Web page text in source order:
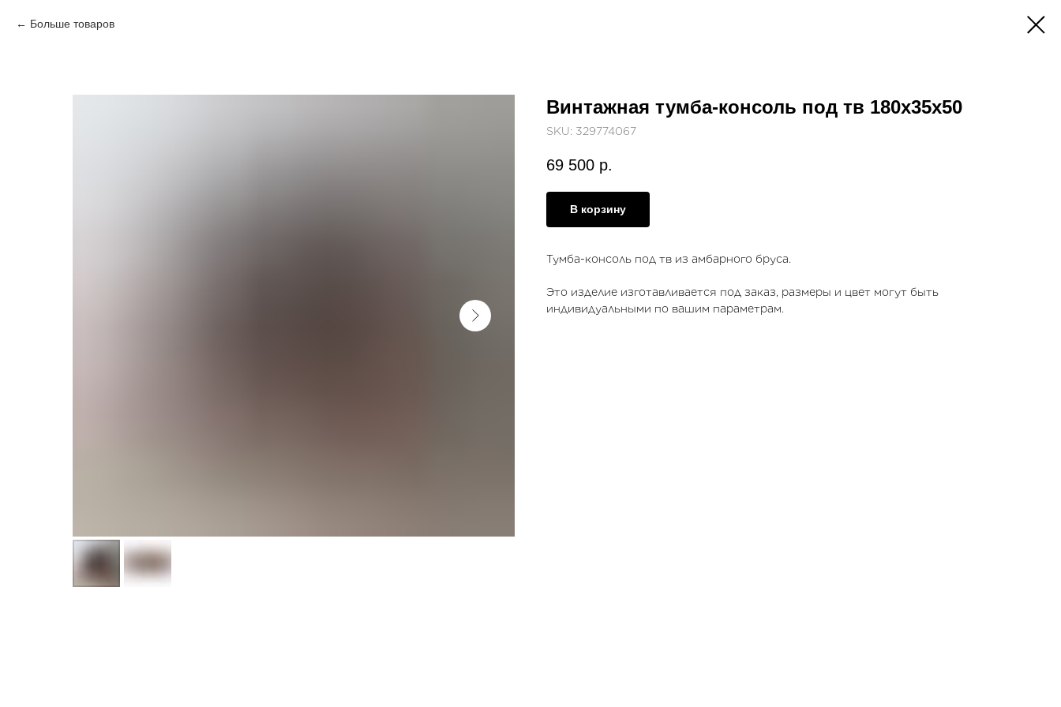
Больше товаров
Винтажная тумба-консоль под тв 180х35х50
SKU: 329774067
69 500 р.
В корзину
Тумба-консоль под тв из амбарного бруса.
Это изделие изготавливается под заказ, размеры и цвет могут быть
индивидуальными по вашим параметрам.